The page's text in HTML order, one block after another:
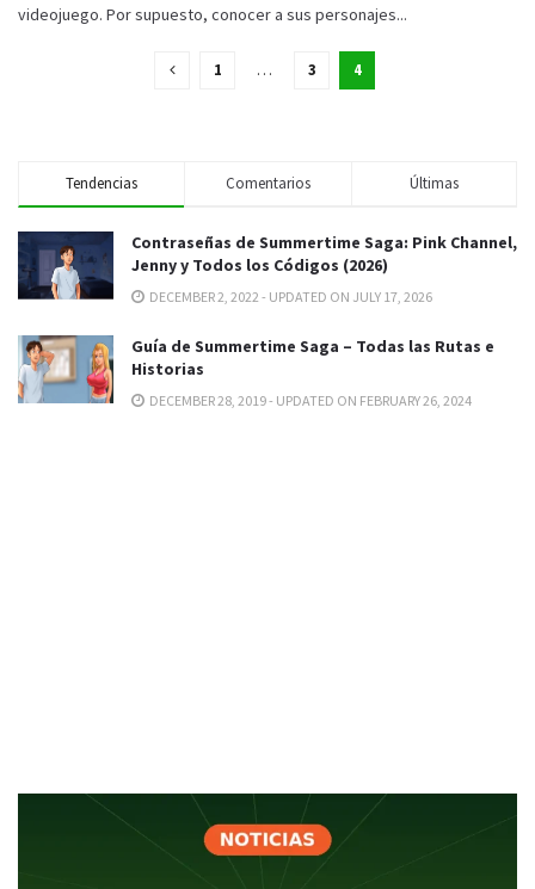
videojuego. Por supuesto, conocer a sus personajes...
1 … 3 4
Tendencias Comentarios Últimas
Contraseñas de Summertime Saga: Pink Channel,
Jenny y Todos los Códigos (2026)
DECEMBER 2, 2022 - UPDATED ON JULY 17, 2026
Guía de Summertime Saga – Todas las Rutas e
Historias
DECEMBER 28, 2019 - UPDATED ON FEBRUARY 26, 2024